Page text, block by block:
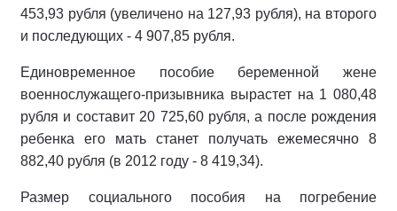
453,93 рубля (увеличено на 127,93 рубля), на второго
и последующих - 4 907,85 рубля.
Единовременное пособие беременной жене
военнослужащего-призывника вырастет на 1 080,48
рубля и составит 20 725,60 рубля, а после рождения
ребенка его мать станет получать ежемесячно 8
882,40 рубля (в 2012 году - 8 419,34).
Размер социального пособия на погребение